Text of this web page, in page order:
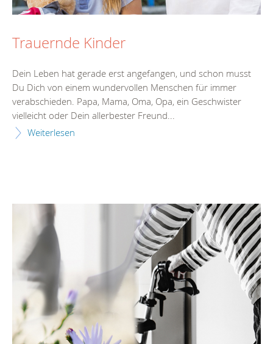
Trauernde Kinder
Dein Leben hat gerade erst angefangen, und schon musst
Du Dich von einem wundervollen Menschen für immer
verabschieden. Papa, Mama, Oma, Opa, ein Geschwister
vielleicht oder Dein allerbester Freund...
Weiterlesen